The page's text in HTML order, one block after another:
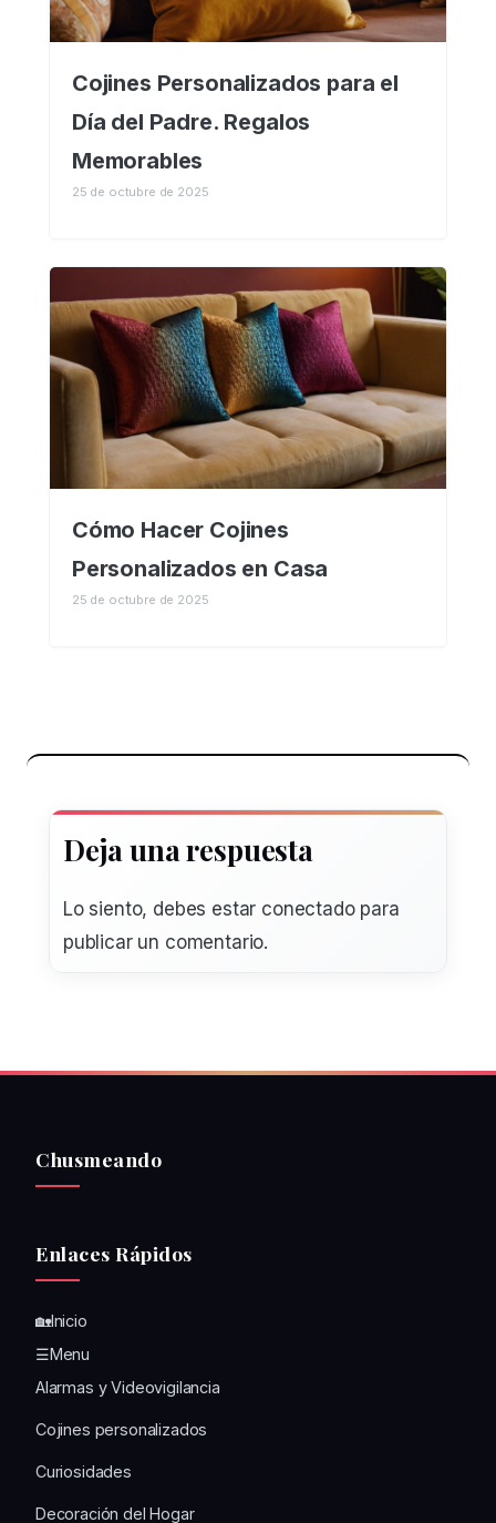
Cojines Personalizados para el
Día del Padre. Regalos
Memorables
25 de octubre de 2025
Cómo Hacer Cojines
Personalizados en Casa
25 de octubre de 2025
Deja una respuesta
Lo siento, debes estar conectadopara
publicar un comentario.
Chusmeando
Enlaces Rápidos
🏡Inicio
☰Menu
Alarmas y Videovigilancia
Cojines personalizados
Curiosidades
Decoración del Hogar